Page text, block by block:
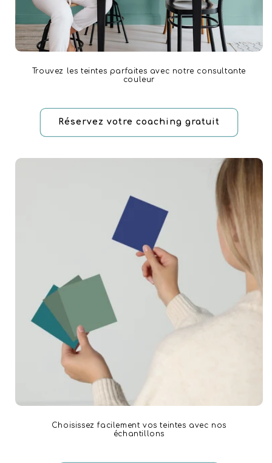
Trouvez les teintes parfaites avec notre consultante
couleur
Réservez votre coaching gratuit
Choisissez facilement vos teintes avec nos
échantillons